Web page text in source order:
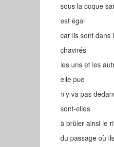
sous la coque
est égal
car ils sont dans
chavirés
les uns et les
elle pue
n’y va pas
sont-elles
à brûler ainsi le
du passage où